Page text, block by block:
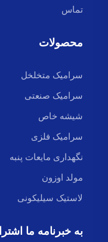
تماس
محصولات
سرامیک متخلخل
سرامیک صنعتی
شیشه خاص
سرامیک فلزی
نگهداری مایعات پنبه
مولد اوزون
لاستیک سیلیکونی
به خبرنامه ما